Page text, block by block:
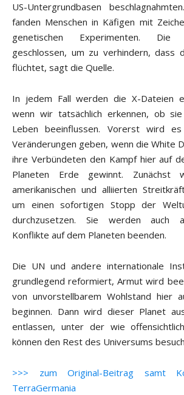
US-Untergrundbasen
fanden Menschen in Käfigen mit
genetischen Experimenten. Die
geschlossen, um zu verhindern, dass
flüchtet, sagt die Quelle.
In jedem Fall werden die X-Dateien
wenn wir tatsächlich erkennen, ob
Leben beeinflussen. Vorerst wird
Veränderungen geben, wenn die White
ihre Verbündeten den Kampf hier auf
Planeten Erde gewinnt. Zunächst
amerikanischen und alliierten
um einen sofortigen Stopp der
durchzusetzen. Sie werden auch
Konflikte auf dem Planeten beenden.
Die UN und andere internationale
grundlegend reformiert, Armut wird
von unvorstellbarem Wohlstand hier
beginnen. Dann wird dieser Planet
entlassen, unter der wie
können den Rest des Universums
>>> zum Original-Beitrag samt
TerraGermania